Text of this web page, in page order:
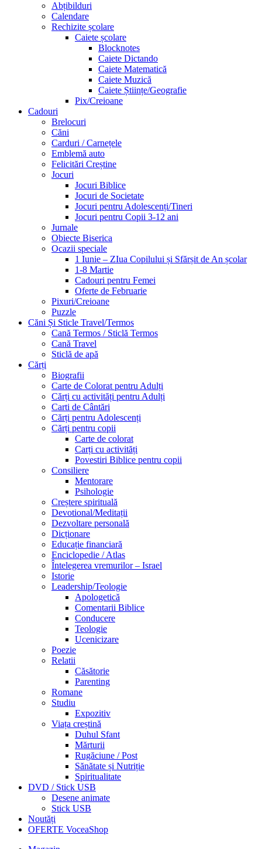
Abțibilduri
Calendare
Rechizite școlare
Caiete școlare
Blocknotes
Caiete Dictando
Caiete Matematică
Caiete Muzică
Caiete Științe/Geografie
Pix/Creioane
Cadouri
Brelocuri
Căni
Carduri / Carnețele
Emblemă auto
Felicitări Creștine
Jocuri
Jocuri Biblice
Jocuri de Societate
Jocuri pentru Adolescenți/Tineri
Jocuri pentru Copii 3-12 ani
Jurnale
Obiecte Biserica
Ocazii speciale
1 Iunie – ZIua Copilului și Sfărșit de An școlar
1-8 Martie
Cadouri pentru Femei
Oferte de Februarie
Pixuri/Creioane
Puzzle
Căni Și Sticle Travel/Termos
Cană Termos / Sticlă Termos
Cană Travel
Sticlă de apă
Cărți
Biografii
Carte de Colorat pentru Adulți
Cărți cu activități pentru Adulți
Carti de Cântări
Cărți pentru Adolescenți
Cărți pentru copii
Carte de colorat
Carți cu activități
Povestiri Biblice pentru copii
Consiliere
Mentorare
Psihologie
Creștere spirituală
Devotional/Meditații
Dezvoltare personală
Dicționare
Educație financiară
Enciclopedie / Atlas
Întelegerea vremurilor – Israel
Istorie
Leadership/Teologie
Apologetică
Comentarii Biblice
Conducere
Teologie
Ucenicizare
Poezie
Relatii
Căsătorie
Parenting
Romane
Studiu
Expozitiv
Viața creștină
Duhul Sfant
Mărturii
Rugăciune / Post
Sănătate și Nutriție
Spiritualitate
DVD / Stick USB
Desene animate
Stick USB
Noutăți
OFERTE VoceaShop